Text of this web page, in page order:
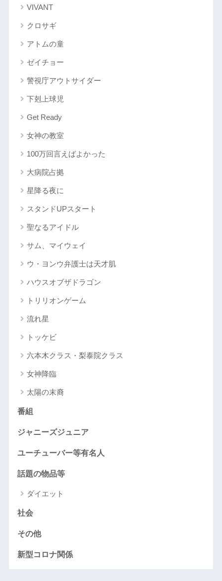
VIVANT
クロサギ
アトムの童
ゼイチョー
警視庁アウトサイダー
下剋上球児
Get Ready
女神の教室
100万回言えばよかった
大病院占拠
星降る夜に
スタンドUPスタート
聖なるアイドル
サム、マイウェイ
ウ・ヨンウ弁護士は天才肌
ハウスオブザドラゴン
トリリオンゲーム
流れ星
トッケビ
六本木クラス・梨泰院クラス
女神降臨
太陽の末裔
番組
ジャニーズジュニア
ユーチューバー等有名人
話題の物品等
ダイエット
社会
その他
新型コロナ関係